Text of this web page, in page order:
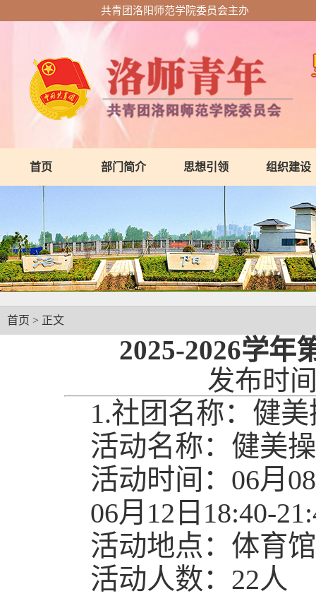
共青团洛阳师范学院委员会主办
首页 部门简介 思想引领 组织建设
首页 > 正文
2025-2026学年
发布时
1.社团名称：健
活动名称：健美
活动时间：06月
06月12日18:40-
活动地点：体育
活动人数：22人